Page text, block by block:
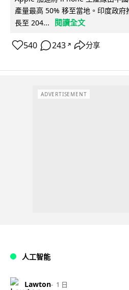
產量最高 50% 移至當地。印度政
長至 204...
閱讀全文
540 243 ↗ 分享
ADVERTISEMENT
人工智能
Lawton 1 日